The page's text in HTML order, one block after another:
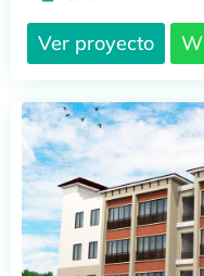
Ver proyecto